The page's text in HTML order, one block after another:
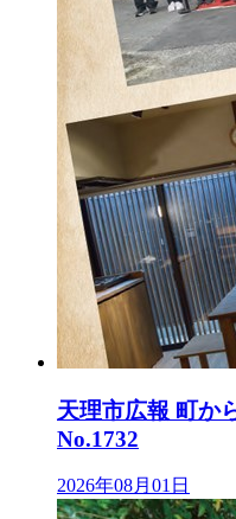
天理市広報 町か
No.1732
2026年08月01日